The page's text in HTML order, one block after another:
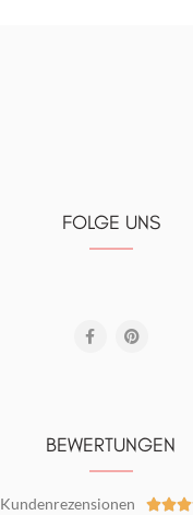
FOLGE UNS
BEWERTUNGEN
Kundenrezensionen 